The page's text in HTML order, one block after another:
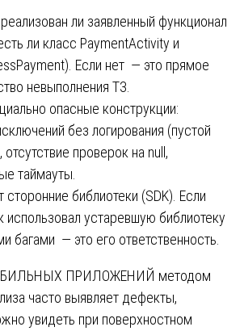
ли заявленный функционал
ли класс PaymentActivity и
Если нет — это прямое
невыполнения ТЗ.
опасные конструкции:
без логирования (пустой
проверок на null,
таймауты.
сторонние библиотеки (SDK). Если
использовал устаревшую библиотеку
багами — это его ответственность.
ПРИЛОЖЕНИЙ методом
часто выявляет дефекты,
увидеть при поверхностном